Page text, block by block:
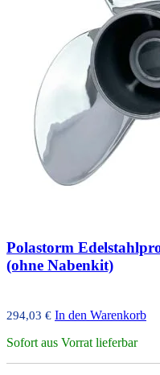
Polastorm
(ohne Nabenkit)
294,03 € In den Warenkorb
Sofort aus Vorrat lieferbar